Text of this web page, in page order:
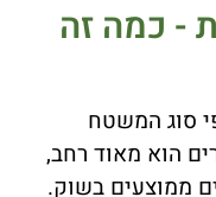
- כמה זה
סוג המשטח
הוא מאוד רחב,
ממוצעים בשוק.